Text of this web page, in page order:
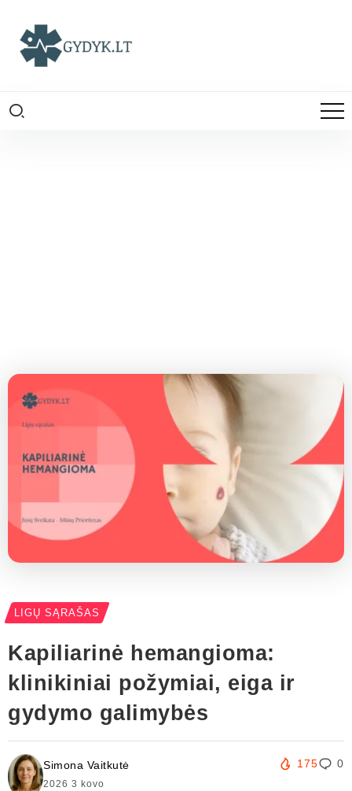
LIGŲ SĄRAŠAS
Kapiliarinė hemangioma:
klinikiniai požymiai, eiga ir
gydymo galimybės
Simona Vaitkutė
2026 3 kovo
175 0